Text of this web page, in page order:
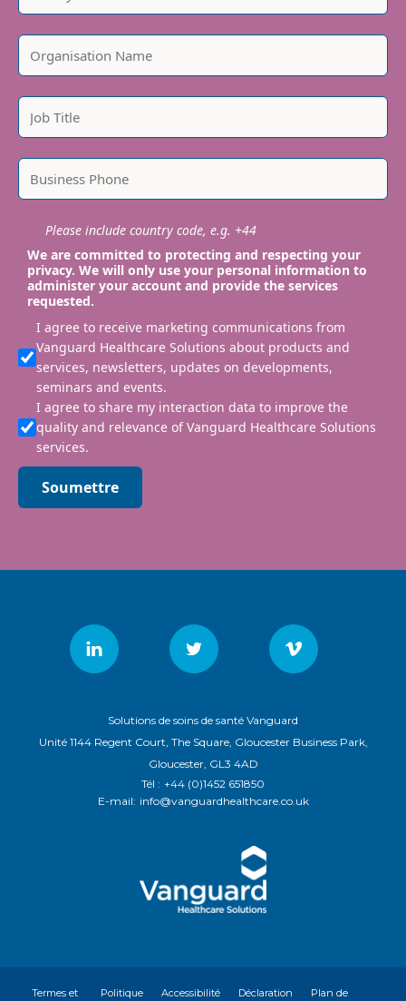
Please include country code, e.g. +44
We are committed to protecting and respecting your
privacy. We will only use your personal information to
administer your account and provide the services
requested.
I agree to receive marketing communications from
Vanguard Healthcare Solutions about products and
services, newsletters, updates on developments,
seminars and events.
I agree to share my interaction data to improve the
quality and relevance of Vanguard Healthcare Solutions
services.
Soumettre
Solutions de soins de santé Vanguard
Unité 1144 Regent Court, The Square, Gloucester Business Park,
Gloucester, GL3 4AD
Tél : +44 (0)1452 651850
E-mail: info@vanguardhealthcare.co.uk
Termes et Politique Accessibilité Déclaration Plan de